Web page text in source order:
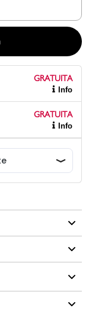
GRATUITA
Info
GRATUITA
Info
troveresti negli
dettagli in
Comfort
all'interno.
in
ha un
effettuare il reso dei